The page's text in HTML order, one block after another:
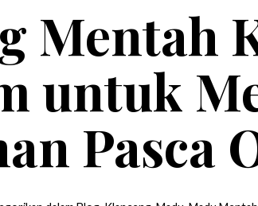
Mentah
untuk
Pasca